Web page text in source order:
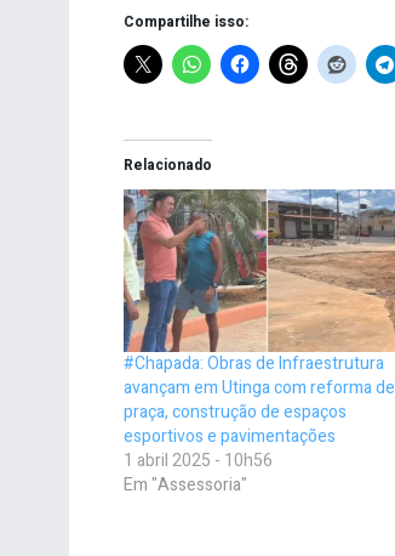
Compartilhe isso:
Relacionado
#Chapada: Obras de Infraestrutura
avançam em Utinga com reforma de
praça, construção de espaços
esportivos e pavimentações
1 abril 2025 - 10h56
Em "Assessoria"